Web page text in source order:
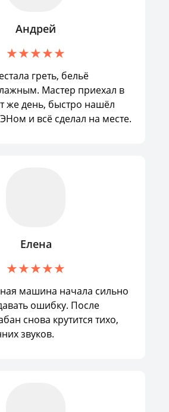
Андрей
греть, бельё
Мастер приехал в
же день, быстро нашёл
и всё сделал на месте.
Елена
машина начала сильно
ошибку. После
снова крутится тихо,
звуков.